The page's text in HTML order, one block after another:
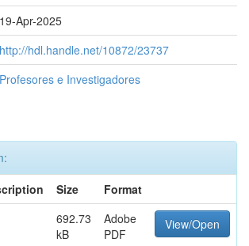
19-Apr-2025
http://hdl.handle.net/10872/23737
Profesores e Investigadores
Size
Format
692.73
kB
Adobe
PDF
View/Open